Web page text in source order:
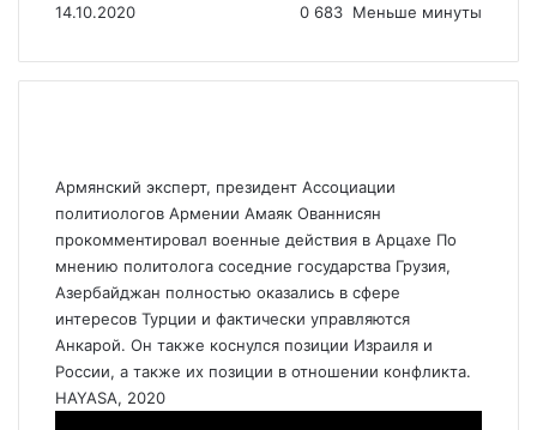
14.10.2020 0 683 Меньше минуты
Армянский эксперт, президент Ассоциации
политиологов Армении Амаяк Ованнисян
прокомментировал военные действия в Арцахе По
мнению политолога соседние государства Грузия,
Азербайджан полностью оказались в сфере
интересов Турции и фактически управляются
Анкарой. Он также коснулся позиции Израиля и
России, а также их позиции в отношении конфликта.
HAYASA, 2020